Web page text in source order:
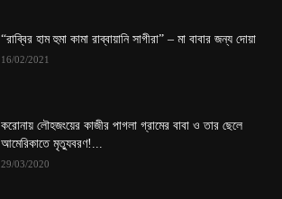
“রাব্বির হাম হুমা কামা রাব্বায়ানি সাগীরা” – মা বাবার জন্য দোয়া
16/02/2021
করোনায় লৌহজংয়ের কাজীর পাগলা গ্রামের বাবা ও তার ছেলে
আমেরিকাতে মৃত্যুবরণ!...
29/03/2020